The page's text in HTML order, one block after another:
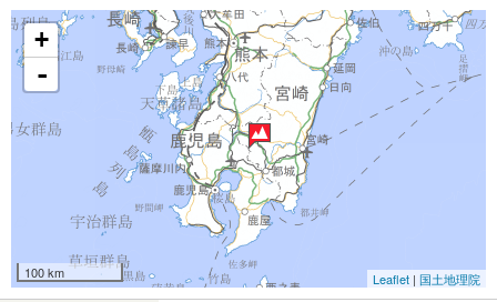
+
-
100 km Leaflet | 国土地理院